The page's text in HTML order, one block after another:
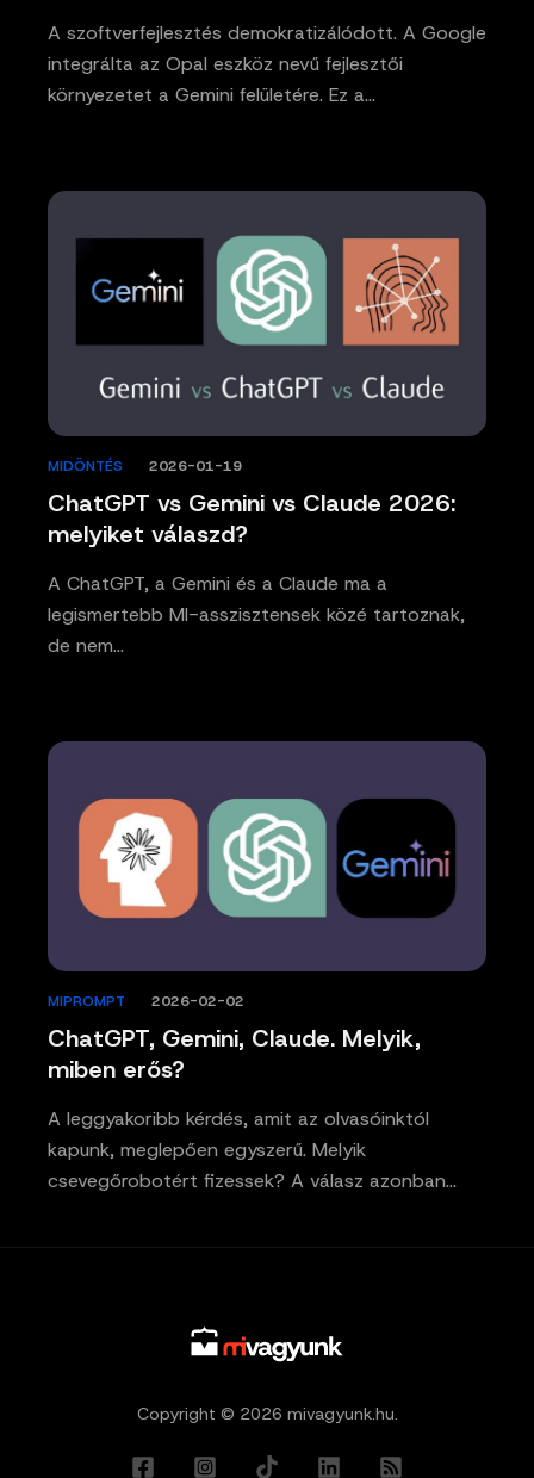
A szoftverfejlesztés demokratizálódott. A Google
integrálta az Opal eszköz nevű fejlesztői
környezetet a Gemini felületére. Ez a…
ChatGPT vs Gemini vs Claude 2026:
melyiket válaszd?
MIDÖNTÉS 2026-01-19
A ChatGPT, a Gemini és a Claude ma a
legismertebb MI-asszisztensek közé tartoznak,
de nem…
ChatGPT, Gemini, Claude. Melyik,
miben erős?
MIPROMPT 2026-02-02
A leggyakoribb kérdés, amit az olvasóinktól
kapunk, meglepően egyszerű. Melyik
csevegőrobotért fizessek? A válasz azonban…
Copyright © 2026 mivagyunk.hu.